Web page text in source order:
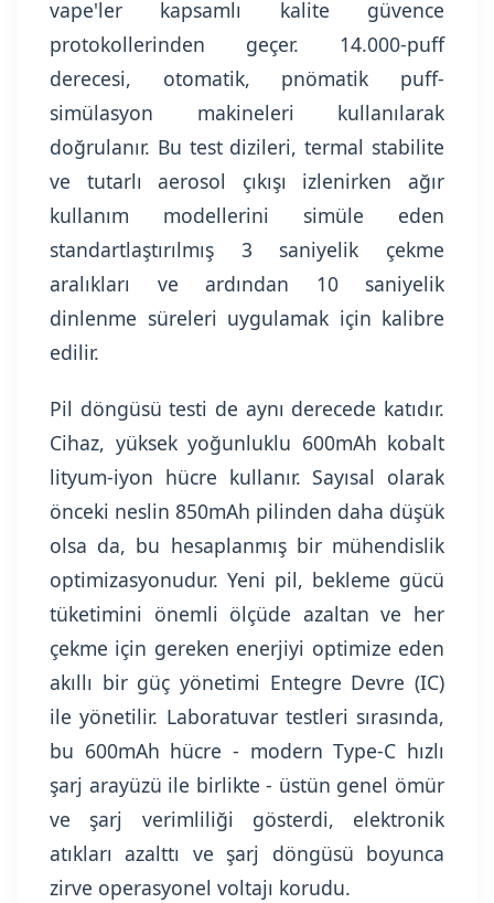
vape'ler kapsamlı kalite güvence
protokollerinden geçer. 14.000-puff
derecesi, otomatik, pnömatik puff-
simülasyon makineleri kullanılarak
doğrulanır. Bu test dizileri, termal stabilite
ve tutarlı aerosol çıkışı izlenirken ağır
kullanım modellerini simüle eden
standartlaştırılmış 3 saniyelik çekme
aralıkları ve ardından 10 saniyelik
dinlenme süreleri uygulamak için kalibre
edilir.
Pil döngüsü testi de aynı derecede katıdır.
Cihaz, yüksek yoğunluklu 600mAh kobalt
lityum-iyon hücre kullanır. Sayısal olarak
önceki neslin 850mAh pilinden daha düşük
olsa da, bu hesaplanmış bir mühendislik
optimizasyonudur. Yeni pil, bekleme gücü
tüketimini önemli ölçüde azaltan ve her
çekme için gereken enerjiyi optimize eden
akıllı bir güç yönetimi Entegre Devre (IC)
ile yönetilir. Laboratuvar testleri sırasında,
bu 600mAh hücre - modern Type-C hızlı
şarj arayüzü ile birlikte - üstün genel ömür
ve şarj verimliliği gösterdi, elektronik
atıkları azalttı ve şarj döngüsü boyunca
zirve operasyonel voltajı korudu.